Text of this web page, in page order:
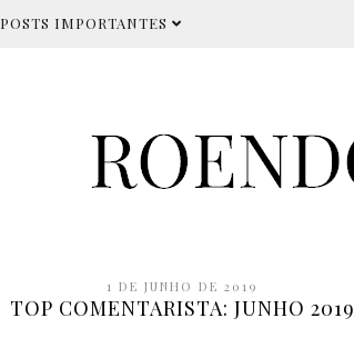
POSTS IMPORTANTES
1 DE JUNHO DE 2019
TOP COMENTARISTA: JUNHO 2019